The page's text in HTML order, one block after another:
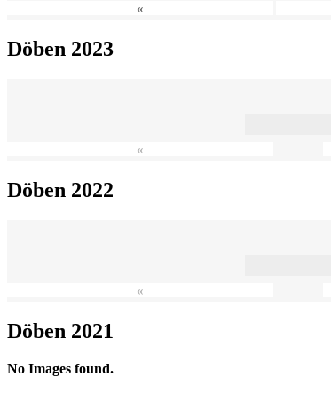
«
Döben 2023
«
Döben 2022
«
Döben 2021
No Images found.